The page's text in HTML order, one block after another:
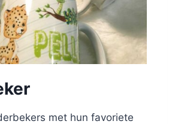
met hun favoriete